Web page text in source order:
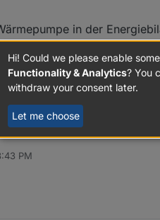
in der
ich bereits im ioBroker.
meine Wärmepumpe in der
habe ich bereits im ioBroker.
PM
Hi! Could we please enable
Functionality & Analytics? You
withdraw your consent later.
Let me choose